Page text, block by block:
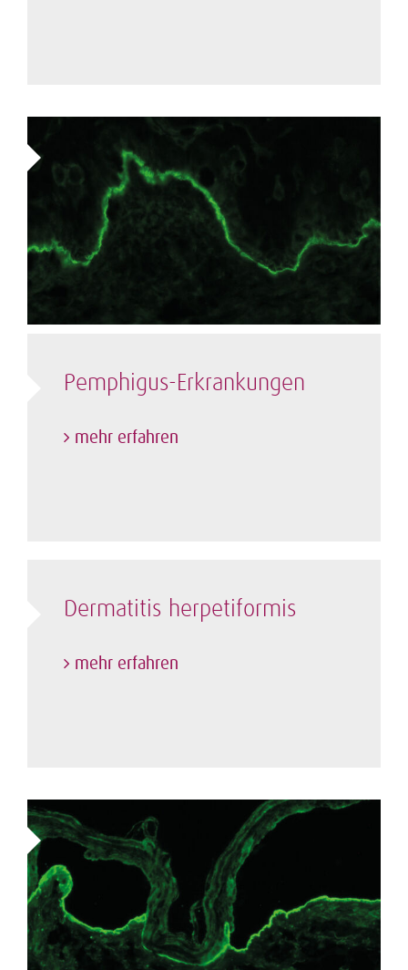
Pemphigus-Erkrankungen
mehr erfahren
Dermatitis herpetiformis
mehr erfahren